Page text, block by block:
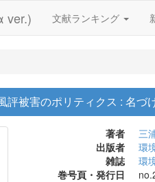
ver.) 文献ランキング
評被害のポリティクス : 名づ
著者
三
出版者
環
雑誌
環
巻号頁・発行日